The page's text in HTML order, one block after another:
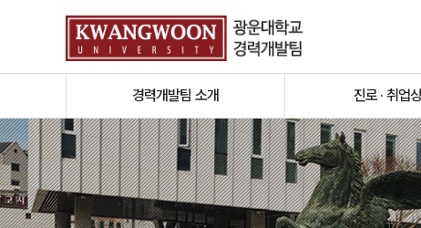
경력개발팀 소개 진로 · 취업